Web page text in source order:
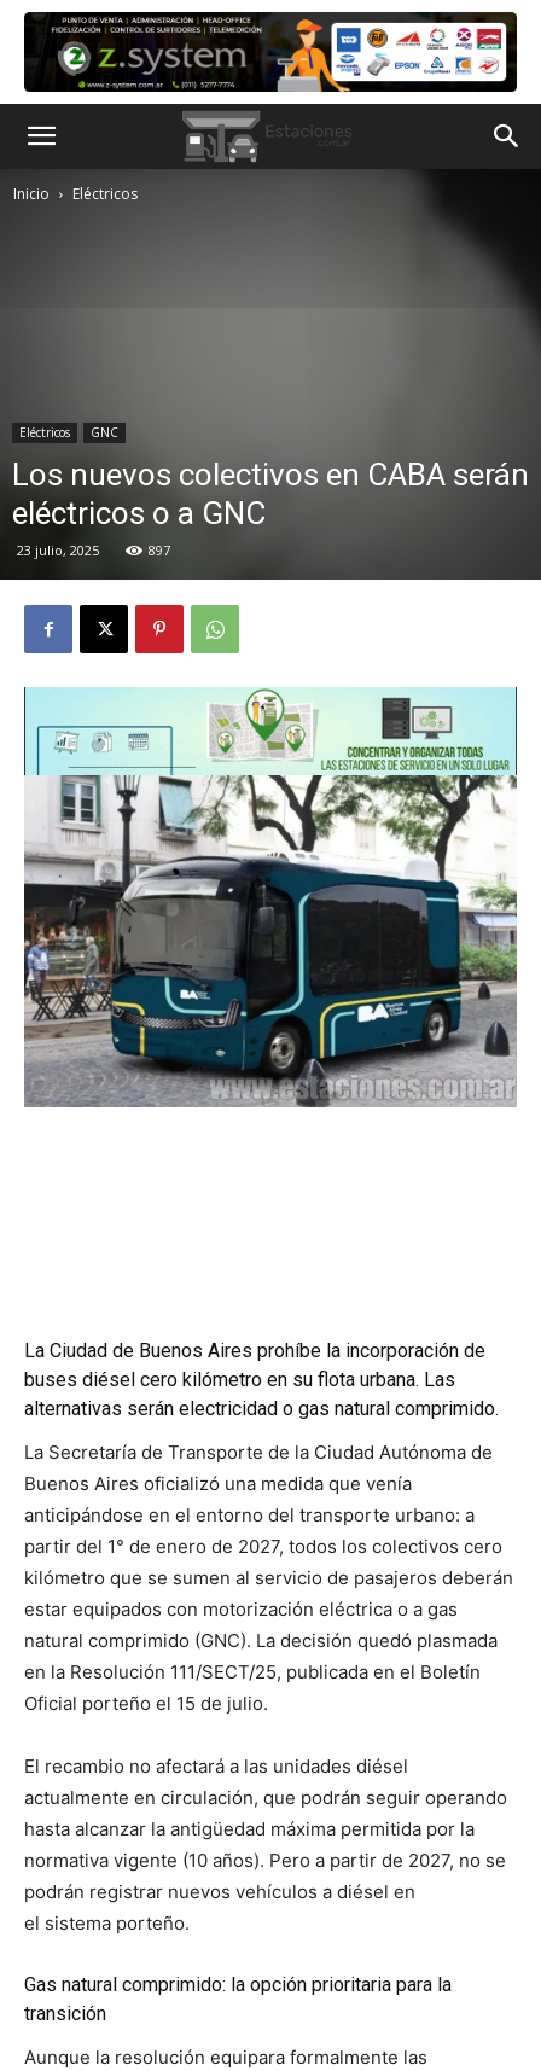
Inicio Eléctricos
Eléctricos GNC
Los nuevos colectivos en CABA serán
eléctricos o a GNC
23 julio, 2025 897
La Ciudad de Buenos Aires prohíbe la incorporación de
buses diésel cero kilómetro en su flota urbana. Las
alternativas serán electricidad o gas natural comprimido.
La Secretaría de Transporte de la Ciudad Autónoma de
Buenos Aires oficializó una medida que venía
anticipándose en el entorno del transporte urbano: a
partir del 1° de enero de 2027, todos los colectivos cero
kilómetro que se sumen al servicio de pasajeros deberán
estar equipados con motorización eléctrica o a gas
natural comprimido (GNC). La decisión quedó plasmada
en la Resolución 111/SECT/25, publicada en el Boletín
Oficial porteño el 15 de julio.
El recambio no afectará a las unidades diésel
actualmente en circulación, que podrán seguir operando
hasta alcanzar la antigüedad máxima permitida por la
normativa vigente (10 años). Pero a partir de 2027, no se
podrán registrar nuevos vehículos a diésel en
el sistema porteño.
Gas natural comprimido: la opción prioritaria para la
transición
Aunque la resolución equipara formalmente las